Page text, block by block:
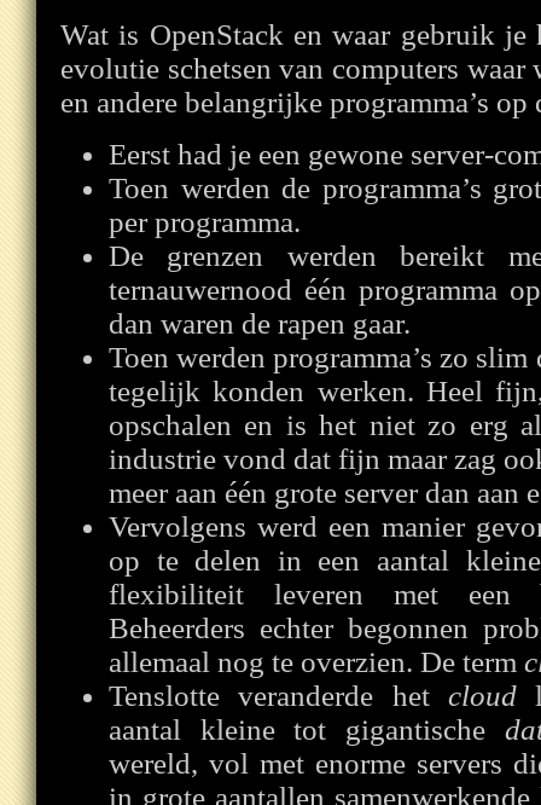
Wat is OpenStack en waar gebruik
evolutie schetsen van computers waar
en andere belangrijke programma’s op
Eerst had je een gewone server-
Toen werden de programma’s
per programma.
De grenzen werden bereikt
ternauwernood één programma
dan waren de rapen gaar.
Toen werden programma’s zo slim
tegelijk konden werken. Heel
opschalen en is het niet zo erg
industrie vond dat fijn maar zag
meer aan één grote server dan aan
Vervolgens werd een manier
op te delen in een aantal
flexibiliteit leveren met een
Beheerders echter begonnen
allemaal nog te overzien. De term
Tenslotte veranderde het cloud
aantal kleine tot gigantische
wereld, vol met enorme servers
in grote aantallen